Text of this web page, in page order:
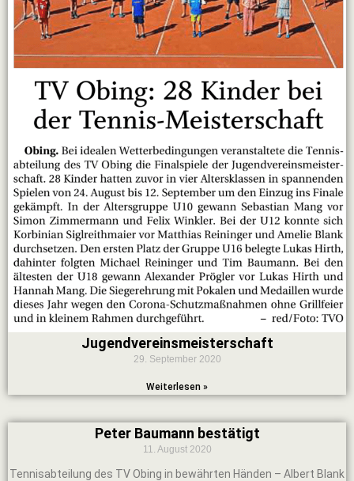
Jugendvereinsmeisterschaft
29. September 2020
Weiterlesen »
Peter Baumann bestätigt
11. August 2020
Tennisabteilung des TV Obing in bewährten Händen – Albert Blank